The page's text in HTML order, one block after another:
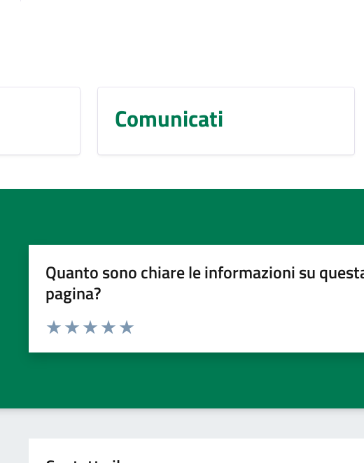
Comunicati
Quanto sono chiare le informazioni su
pagina?
Valuta da 1 a 5 stelle la pagina